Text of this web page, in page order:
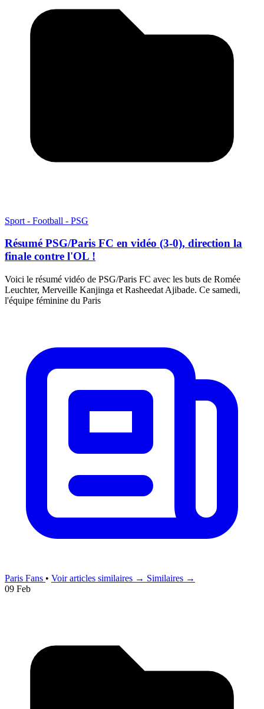
Sport - Football - PSG
Résumé PSG/Paris FC en vidéo (3-0), direction la
finale contre l'OL !
Voici le résumé vidéo de PSG/Paris FC avec les buts de Romée
Leuchter, Merveille Kanjinga et Rasheedat Ajibade. Ce samedi,
l'équipe féminine du Paris
Paris Fans • Voir articles similaires → Similaires →
09 Feb